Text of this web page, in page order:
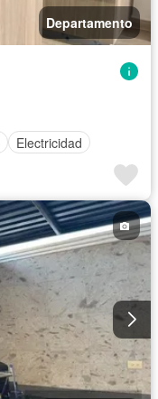
Departamento
Electricidad